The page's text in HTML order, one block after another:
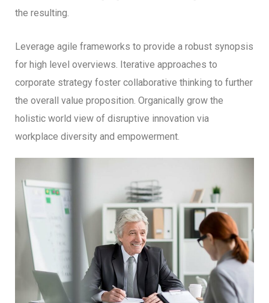
the resulting.
Leverage agile frameworks to provide a robust synopsis
for high level overviews. Iterative approaches to
corporate strategy foster collaborative thinking to further
the overall value proposition. Organically grow the
holistic world view of disruptive innovation via
workplace diversity and empowerment.